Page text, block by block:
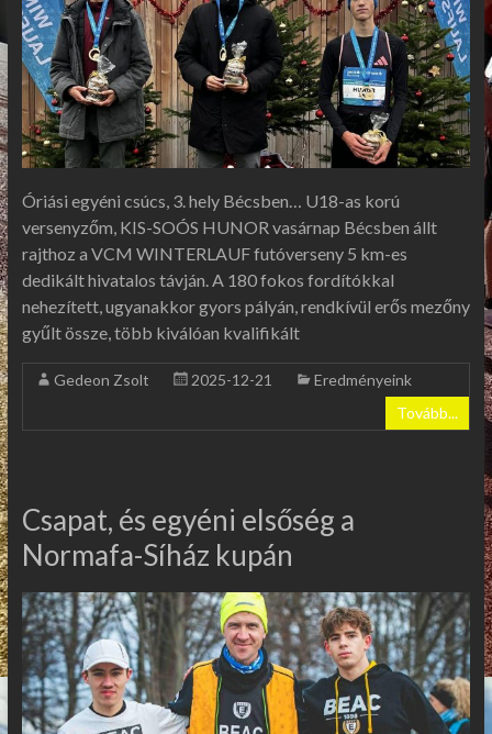
Óriási egyéni csúcs, 3. hely Bécsben… U18-as korú
versenyzőm, KIS-SOÓS HUNOR vasárnap Bécsben állt
rajthoz a VCM WINTERLAUF futóverseny 5 km-es
dedikált hivatalos távján. A 180 fokos fordítókkal
nehezített, ugyanakkor gyors pályán, rendkívül erős mezőny
gyűlt össze, több kiválóan kvalifikált
Gedeon Zsolt 2025-12-21
Eredményeink
Tovább...
Csapat, és egyéni elsőség a
Normafa-Síház kupán